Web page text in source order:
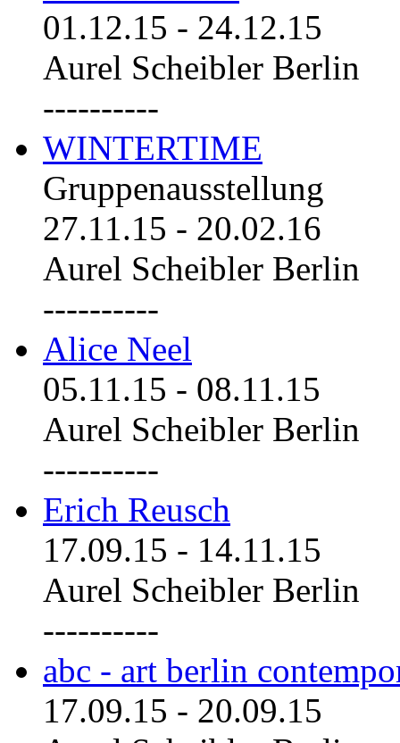
01.12.15 - 24.12.15
Aurel Scheibler Berlin
----------
WINTERTIME
Gruppenausstellung
27.11.15 - 20.02.16
Aurel Scheibler Berlin
----------
Alice Neel
05.11.15 - 08.11.15
Aurel Scheibler Berlin
----------
Erich Reusch
17.09.15 - 14.11.15
Aurel Scheibler Berlin
----------
abc - art berlin
17.09.15 - 20.09.15